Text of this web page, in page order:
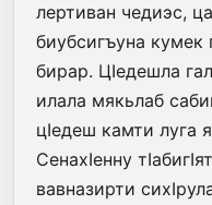
лертиван чедиэс,
биубсигъуна кумек
бирар. ЦIедешла
илала мякьлаб
цIедеш камти луга
СенахIенну
вавназирти